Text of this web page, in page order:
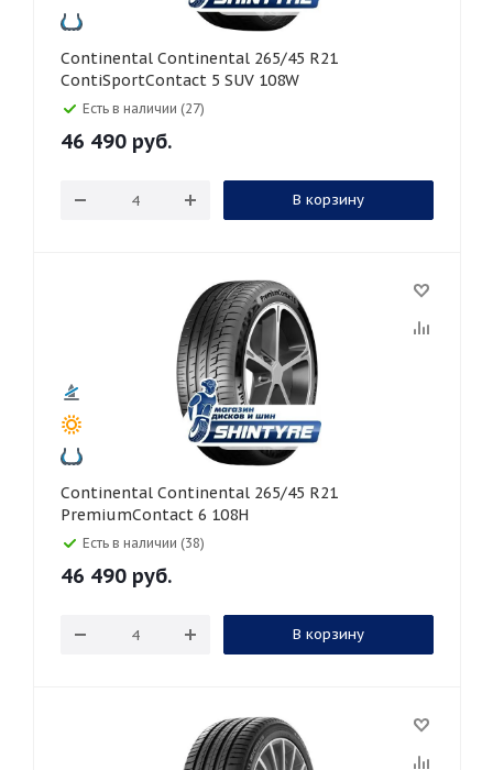
Continental Continental 265/45 R21
ContiSportContact 5 SUV 108W
Есть в наличии (27)
46 490 руб.
В корзину
Continental Continental 265/45 R21
PremiumContact 6 108H
Есть в наличии (38)
46 490 руб.
В корзину